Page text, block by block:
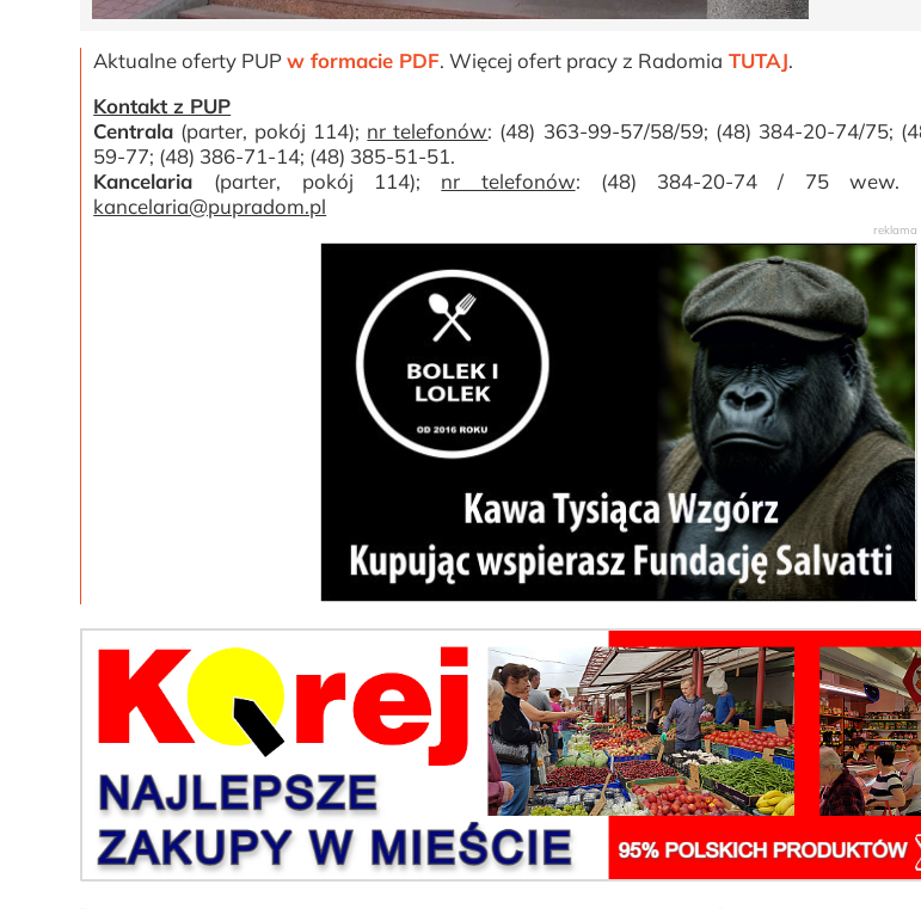
Aktualne oferty PUPw formacie PDF. Więcej ofert pracy z Radomia TUTAJ.
Kontakt z PUP
Centrala (parter, pokój 114); nr telefonów: (48) 363-99-57/58/59; (48) 384-20-74/75;
59-77; (48) 386-71-14; (48) 385-51-51.
Kancelaria (parter, pokój 114); nr telefonów: (48) 384-20-74 / 75 wew.
kancelaria@pupradom.pl